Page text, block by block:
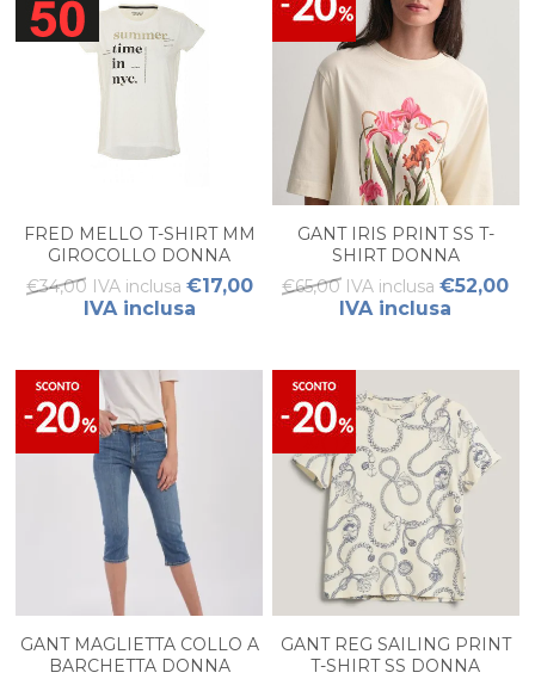
FRED MELLO T-SHIRT MM
GIROCOLLO DONNA
€34,00 IVA inclusa €17,00
IVA inclusa
GANT IRIS PRINT SS T-
SHIRT DONNA
€65,00 IVA inclusa €52,00
IVA inclusa
GANT MAGLIETTA COLLO A
BARCHETTA DONNA
GANT REG SAILING PRINT
T-SHIRT SS DONNA